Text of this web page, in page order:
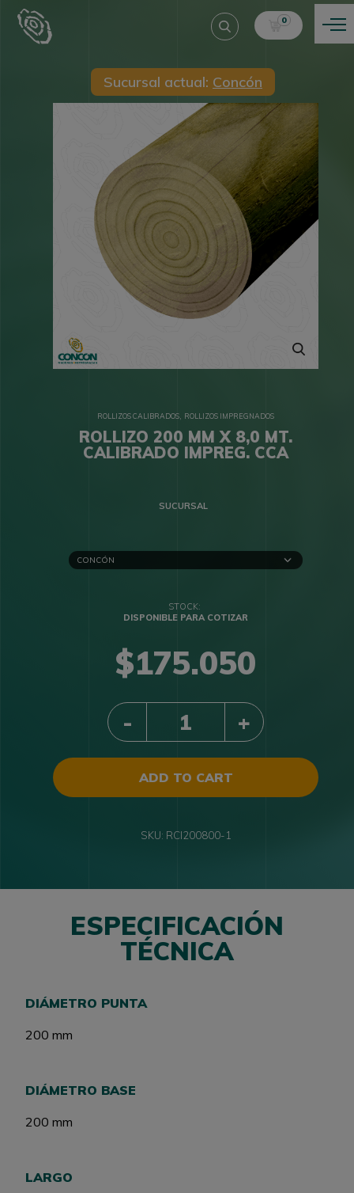
0
Sucursal actual: Concón
ROLLIZOS CALIBRADOS ROLLIZOS IMPREGNADOS
ROLLIZO 200 MM X 8,0 MT.
CALIBRADO IMPREG. CCA
SUCURSAL
DISPONIBLE PARA COTIZAR
$175.050
ADD TO CART
SKU: RCI200800-1
ESPECIFICACIÓN
TÉCNICA
DIÁMETRO PUNTA
200 mm
DIÁMETRO BASE
200 mm
LARGO